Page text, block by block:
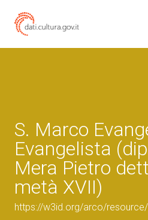
S. Marco
Evangelista
Mera Pietro
metà XVII)
https://w3id.org/arco/